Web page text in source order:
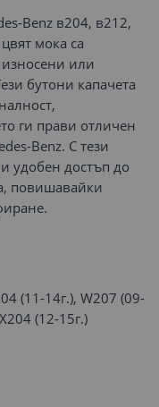
Benz в204, в212,
мока са
или
бутони капачета
ги прави отличен
Benz. С тези
удобен достъп до
повишавайки
(11-14г.), W207 (09-
(12-15г.)